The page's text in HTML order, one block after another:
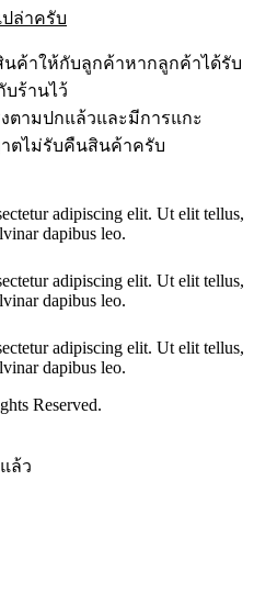
ล่าครับ
ค้าให้กับลูกค้าหากลูกค้าได้รับ
ร้านไว้
ตามปกแล้วและมีการแกะ
ตไม่รับคืนสินค้าครับ
adipiscing elit. Ut elit tellus,
dapibus leo.
adipiscing elit. Ut elit tellus,
dapibus leo.
adipiscing elit. Ut elit tellus,
dapibus leo.
Reserved.
ล้ว